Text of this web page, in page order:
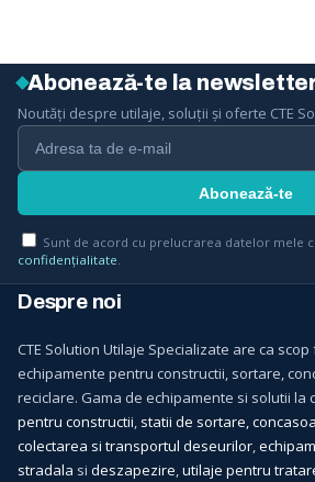
Abonează-te la
Noutăți despre utilaje, soluții și oferte CTE
Sunt de acord cu prelucrarea datelor mele
confidențialitate.
Despre noi
CTE Solution Utilaje Specializate are ca
echipamente pentru constructii, sortare,
reciclare. Gama de echipamente si solutii la
pentru constructii, statii de sortare,
colectarea si transportul deseurilor,
stradala si deszapezire,utilaje pentru